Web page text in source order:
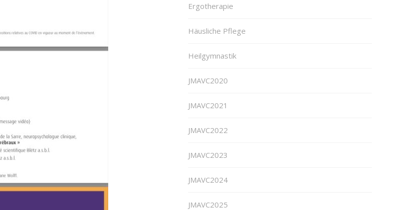
Ergotherapie
Häusliche Pflege
Heilgymnastik
JMAVC2020
JMAVC2021
JMAVC2022
JMAVC2023
JMAVC2024
JMAVC2025